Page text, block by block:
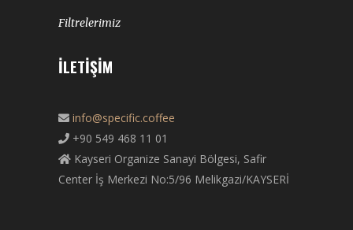
Filtrelerimiz
İLETIŞIM
info@specific.coffee
+90 549 468 11 01
Kayseri Organize Sanayi Bölgesi, Safir
Center İş Merkezi No:5/96 Melikgazi/KAYSERİ